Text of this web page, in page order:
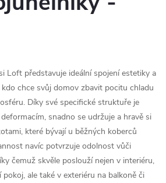
Loft představuje ideální spojení estetiky a
chce svůj domov zbavit pocitu chladu
Díky své specifické struktuře je
snadno se udržuje a hravě si
které bývají u běžných koberců
navíc potvrzuje odolnost vůči
čemuž skvěle poslouží nejen v interiéru,
ale také v exteriéru na balkoně či